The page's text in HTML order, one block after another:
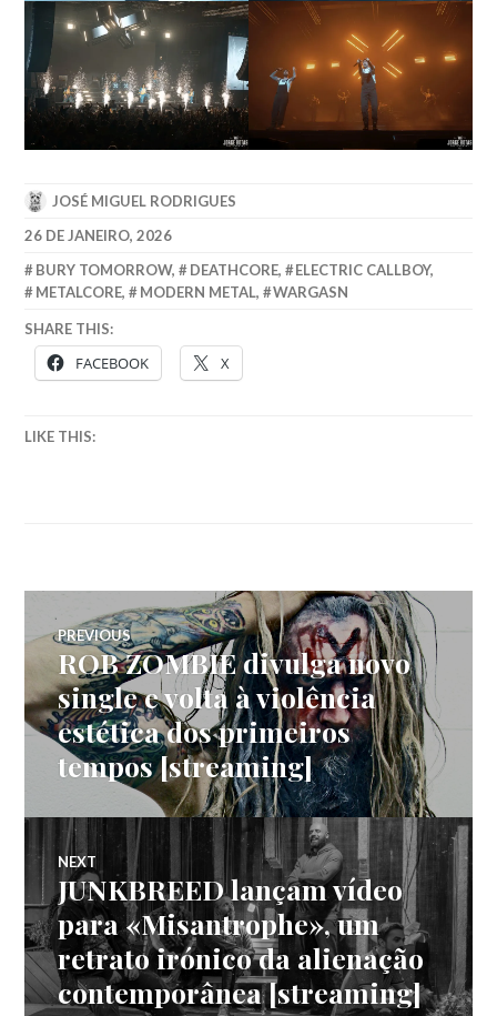
JOSÉ MIGUEL RODRIGUES
26 DE JANEIRO, 2026
BURY TOMORROW, DEATHCORE, ELECTRIC CALLBOY,
METALCORE, MODERN METAL, WARGASN
SHARE THIS:
FACEBOOK X
LIKE THIS:
Navegação
de
artigos
PREVIOUS
Previous
post:
ROB ZOMBIE divulga novo
single e volta à violência
estética dos primeiros
tempos [streaming]
NEXT
Next
post:
JUNKBREED lançam vídeo
para «Misantrophe», um
retrato irónico da alienação
contemporânea [streaming]